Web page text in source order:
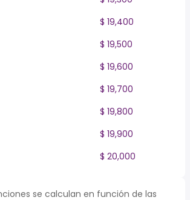
$ 19,400
$ 19,500
$ 19,600
$ 19,700
$ 19,800
$ 19,900
$ 20,000
se calculan en función de las